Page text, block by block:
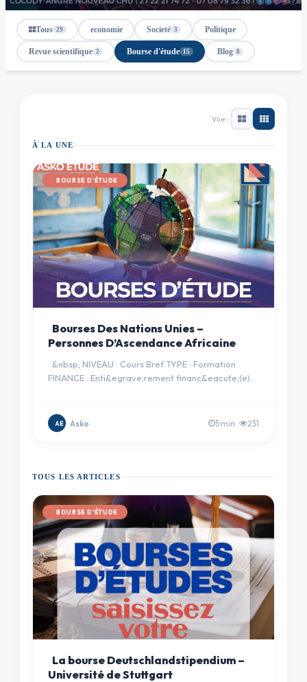
Tous 29 economie Societé 3 Politique
Revue scientifique 2 Bourse d'étude 15 Blog 8
Vue :
À LA UNE
BOURSE D'ÉTUDE
Bourses Des Nations Unies –
Personnes D’Ascendance Africaine
&nbsp; NIVEAU : Cours Bref TYPE : Formation
FINANCE : Enti&egrave;rement financ&eacute;(e)
AE Asko 5 min 251
TOUS LES ARTICLES
BOURSE D'ÉTUDE
La bourse Deutschlandstipendium –
Université de Stuttgart